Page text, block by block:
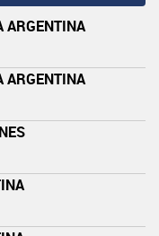
ARGENTINA
ARGENTINA